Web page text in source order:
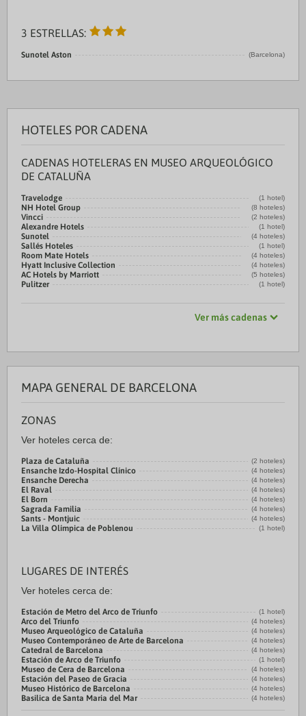
3 ESTRELLAS:
Sunotel Aston (Barcelona)
HOTELES POR CADENA
CADENAS HOTELERAS EN MUSEO ARQUEOLÓGICO
DE CATALUÑA
Travelodge (1 hotel)
NH Hotel Group (8 hoteles)
Vincci (2 hoteles)
Alexandre Hotels (1 hotel)
Sunotel (4 hoteles)
Sallés Hoteles (1 hotel)
Room Mate Hotels (4 hoteles)
Hyatt Inclusive Collection (4 hoteles)
AC Hotels by Marriott (5 hoteles)
Pulitzer (1 hotel)
Ver más cadenas
MAPA GENERAL DE BARCELONA
ZONAS
Ver hoteles cerca de:
Plaza de Cataluña (2 hoteles)
Ensanche Izdo-Hospital Clínico (4 hoteles)
Ensanche Derecha (4 hoteles)
El Raval (4 hoteles)
El Born (4 hoteles)
Sagrada Familia (4 hoteles)
Sants - Montjuic (4 hoteles)
La Villa Olímpica de Poblenou (1 hotel)
LUGARES DE INTERÉS
Ver hoteles cerca de:
Estación de Metro del Arco de Triunfo (1 hotel)
Arco del Triunfo (4 hoteles)
Museo Arqueológico de Cataluña (4 hoteles)
Museo Contemporáneo de Arte de Barcelona (4 hoteles)
Catedral de Barcelona (4 hoteles)
Estación de Arco de Triunfo (1 hotel)
Museo de Cera de Barcelona (4 hoteles)
Estación del Paseo de Gracia (4 hoteles)
Museo Histórico de Barcelona (4 hoteles)
Basilica de Santa Maria del Mar (4 hoteles)